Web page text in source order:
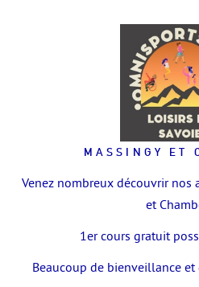
MASSINGY ET
Venez nombreux découvrir nos
et
1er cours gratuit
Beaucoup de bienveillance et